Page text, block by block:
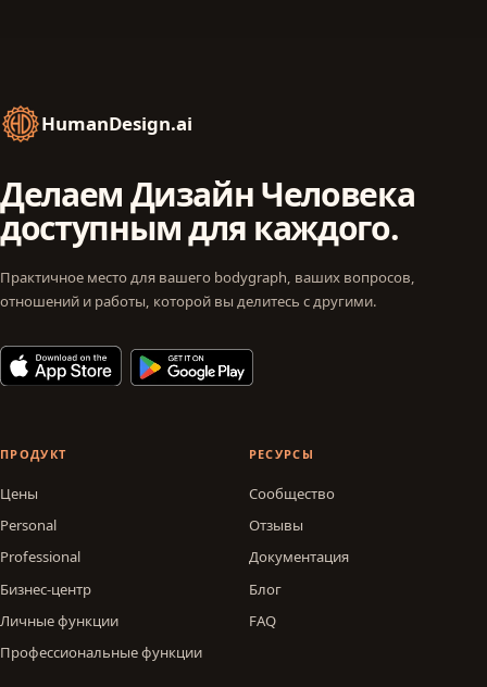
HumanDesign.ai
Делаем Дизайн Человека
доступным для каждого.
Практичное место для вашего bodygraph, ваших вопросов,
отношений и работы, которой вы делитесь с другими.
ПРОДУКТ
Цены
Personal
Professional
Бизнес-центр
Личные функции
Профессиональные функции
РЕСУРСЫ
Сообщество
Отзывы
Документация
Блог
FAQ